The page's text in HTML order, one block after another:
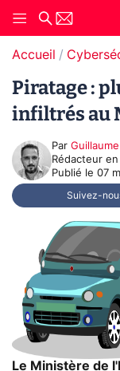
Accueil
Piratage :
infiltrés au
Par
Rédacteur
Publié le 07
Suivez-
Le Ministère de